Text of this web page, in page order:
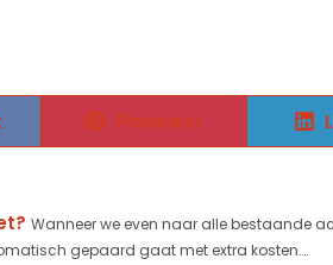
Pinterest
Wanneer we even naar alle bestaande
gepaard gaat met extra kosten....